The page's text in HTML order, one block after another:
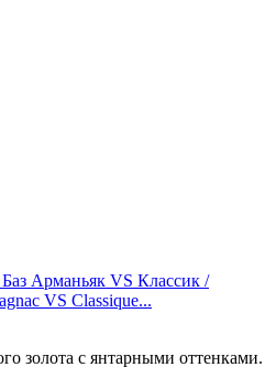
Арманьяк VS Классик /
VS Classique...
золота с янтарными оттенками.